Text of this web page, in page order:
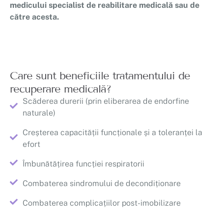
medicului specialist de reabilitare medicală sau de
către acesta.
Care sunt beneficiile tratamentului de
recuperare medicală?
Scăderea durerii (prin eliberarea de endorfine
naturale)
Creșterea capacității funcționale și a toleranței la
efort
Îmbunătățirea funcției respiratorii
Combaterea sindromului de decondiționare
Combaterea complicațiilor post-imobilizare